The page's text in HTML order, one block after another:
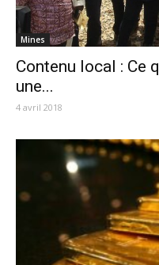
Mines
Contenu local : Ce
une...
4 avril 2018